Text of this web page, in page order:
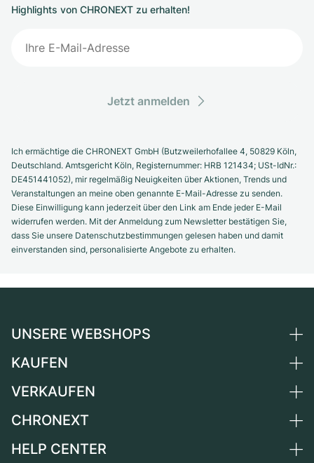
Highlights von CHRONEXT zu erhalten!
Jetzt anmelden
Ich ermächtige die CHRONEXT GmbH (Butzweilerhofallee 4, 50829 Köln,
Deutschland. Amtsgericht Köln, Registernummer: HRB 121434; USt-IdNr.:
DE451441052), mir regelmäßig Neuigkeiten über Aktionen, Trends und
Veranstaltungen an meine oben genannte E-Mail-Adresse zu senden.
Diese Einwilligung kann jederzeit über den Link am Ende jeder E-Mail
widerrufen werden. Mit der Anmeldung zum Newsletter bestätigen Sie,
dass Sie unsere Datenschutzbestimmungen gelesen haben und damit
einverstanden sind, personalisierte Angebote zu erhalten.
UNSERE WEBSHOPS
Deutschland
Schweiz
Frankreich
KAUFEN
Alle Luxusuhren
Independent Brands
VERKAUFEN
Uhr verkaufen
CHRONEXT
Über uns
HELP CENTER